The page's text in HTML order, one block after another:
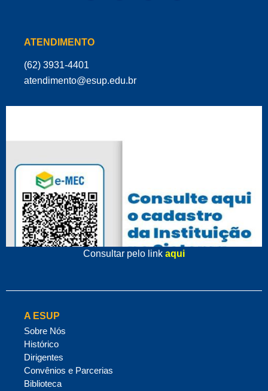
ATENDIMENTO
(62) 3931-4401
‌atendimento@esup.edu.br
Consultar pelo link aqui
A ESUP
Sobre Nós
Histórico
Dirigentes
Convênios e Parcerias
Biblioteca